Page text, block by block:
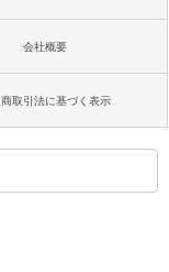
会社概要
取引法に基づく表示